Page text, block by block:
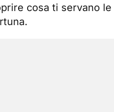
cosa ti servano